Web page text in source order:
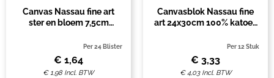
Canvas Nassau fine art
ster en bloem 7,5cm
Per 24 Blister
€ 1,64
€1,98 Incl. BTW
Canvasblok Nassau fine
art 24x30cm 100% katoen
Per 12 Stuk
€ 3,33
€4,03 Incl. BTW